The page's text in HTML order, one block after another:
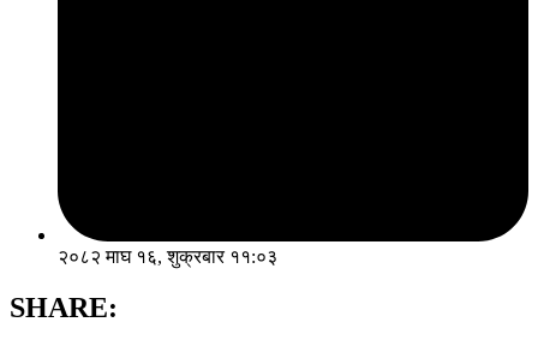
२०८२ माघ १६, शुक्रबार ११:०३
SHARE: